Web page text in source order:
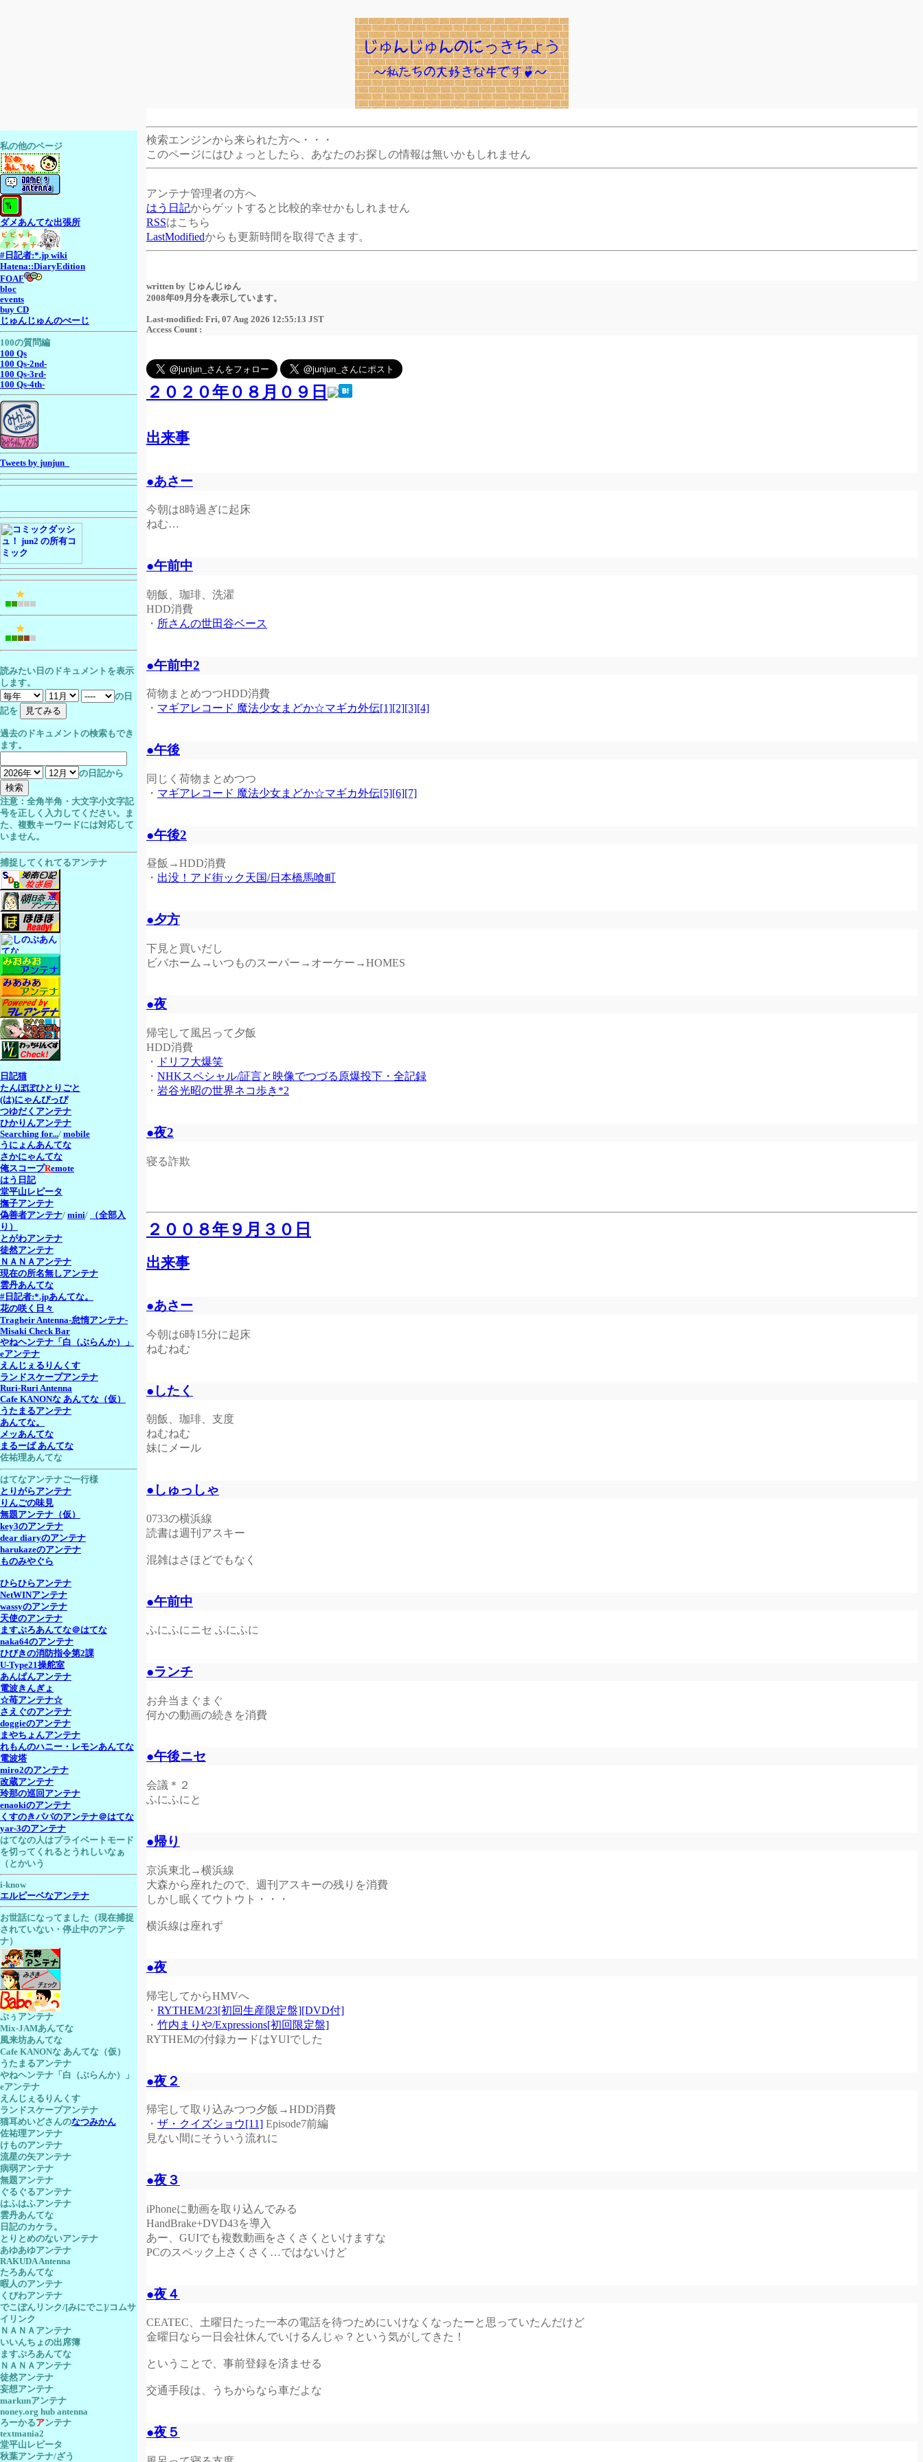
検索エンジンから来られた方へ・・・
このページにはひょっとしたら、あなたのお探しの情報は無いかもしれません
アンテナ管理者の方へ
はう日記からゲットすると比較的幸せかもしれません
RSSはこちら
LastModifiedからも更新時間を取得できます。
written by じゅんじゅん
2008年09月分を表示しています。
Last-modified: Fri, 07 Aug 2026 12:55:13 JST
Access Count :
２０２０年０８月０９日
出来事
●あさー
今朝は8時過ぎに起床
ねむ…
●午前中
朝飯、珈琲、洗濯
HDD消費
・ 所さんの世田谷ベース
●午前中2
荷物まとめつつHDD消費
・ マギアレコード 魔法少女まどか☆マギカ外伝[1][2][3][4]
●午後
同じく荷物まとめつつ
・ マギアレコード 魔法少女まどか☆マギカ外伝[5][6][7]
●午後2
昼飯→HDD消費
・ 出没！アド街ック天国/日本橋馬喰町
●夕方
下見と買いだし
ビバホーム→いつものスーパー→オーケー→HOMES
●夜
帰宅して風呂って夕飯
HDD消費
・
ドリフ大爆笑
・ NHKスペシャル/証言と映像でつづる原爆投下・全記録
・ 岩谷光昭の世界ネコ歩き*2
●夜2
寝る詐欺
２００８年９月３０日
出来事
●あさー
今朝は6時15分に起床
ねむねむ
●したく
朝飯、珈琲、支度
ねむねむ
妹にメール
●しゅっしゃ
0733の横浜線
読書は週刊アスキー
混雑はさほどでもなく
●午前中
ふにふにニセ ふにふに
●ランチ
お弁当まぐまぐ
何かの動画の続きを消費
●午後ニセ
会議＊２
ふにふにと
●帰り
京浜東北→横浜線
大森から座れたので、週刊アスキーの残りを消費
しかし眠くてウトウト・・・
横浜線は座れず
●夜
帰宅してからHMVへ
・ RYTHEM/23[初回生産限定盤][DVD付]
・ 竹内まりや/Expressions[初回限定盤]
RYTHEMの付録カードはYUIでした
●夜２
帰宅して取り込みつつ夕飯→HDD消費
・ ザ・クイズショウ[11] Episode7前編
見ない間にそういう流れに
●夜３
iPhoneに動画を取り込んでみる
HandBrake+DVD43を導入
あー、GUIでも複数動画をさくさくといけますな
PCのスペック上さくさく…ではないけど
●夜４
CEATEC、土曜日たった一本の電話を待つためにいけなくなったーと思っていたんだけど
金曜日なら一日会社休んでいけるんじゃ？という気がしてきた！
ということで、事前登録を済ませる
交通手段は、うちからなら車だよな
●夜５
私の他のページ
ダメあんてな出張所
#日記者:*.jp wiki
Hatena::DiaryEdition
FOAF
bloc
events
buy CD
じゅんじゅんのぺーじ
100の質問編
100 Qs
100 Qs-2nd-
100 Qs-3rd-
100 Qs-4th-
Tweets by junjun_
読みたい日のドキュメントを表示
します。
の日
記を
過去のドキュメントの検索もでき
ます。
の日記から
注意：全角半角・大文字小文字記
号を正しく入力してください。ま
た、複数キーワードには対応して
いません。
捕捉してくれてるアンテナ
日記猫
たんぽぽひとりごと
(は)にゃんぴっぴ
つゆだくアンテナ
ひかりんアンテナ
Searching for.../ mobile
うにょんあんてな
さかにゃんてな
俺スコープRemote
はう日記
堂平山レピータ
撫子アンテナ
偽善者アンテナ/ mini/
（全部入
り）
とがわアンテナ
徒然アンテナ
ＮＡＮＡアンテナ
現在の所名無しアンテナ
雲丹あんてな
#日記者:*.jpあんてな。
花の咲く日々
Tragheir Antenna-怠惰アンテナ-
Misaki Check Bar
やねヘンテナ「白（ぶらんか）」
eアンテナ
えんじぇるりんくす
ランドスケープアンテナ
Ruri-Ruri Antenna
Cafe KANONな あんてな（仮）
うたまるアンテナ
あんてな。
メッあんてな
まるーば あんてな
佐祐理あんてな
はてなアンテナご一行様
とりがらアンテナ
りんごの味見
無題アンテナ（仮）
key3のアンテナ
dear diaryのアンテナ
harukazeのアンテナ
ものみやぐら
ひらひらアンテナ
NetWINアンテナ
wassyのアンテナ
天使のアンテナ
ますぷろあんてな＠はてな
naka64のアンテナ
ひびきの消防指令第2課
U-Type21操舵室
あんぱんアンテナ
電波きんぎょ
☆苺アンテナ☆
さえぐのアンテナ
doggieのアンテナ
まやちょんアンテナ
れもんのハニー・レモンあんてな
電波塔
miro2のアンテナ
改蔵アンテナ
玲那の巡回アンテナ
enaokiのアンテナ
くすのきパパのアンテナ＠はてな
yar-3のアンテナ
はてなの人はプライベートモード
を切ってくれるとうれしいなぁ
（とかいう
i-know
エルピーベなアンテナ
お世話になってました（現在捕捉
されていない・停止中のアンテ
ナ）
ぷぅアンテナ
Mix-JAMあんてな
風来坊あんてな
Cafe KANONな あんてな（仮）
うたまるアンテナ
やねヘンテナ「白（ぶらんか）」
eアンテナ
えんじぇるりんくす
ランドスケープアンテナ
猫耳めいどさんのなつみかん
佐祐理アンテナ
けものアンテナ
流星の矢アンテナ
病弱アンテナ
無題アンテナ
ぐるぐるアンテナ
はふはふアンテナ
雲丹あんてな
日記のカケラ。
とりとめのないアンテナ
あゆあゆアンテナ
RAKUDA Antenna
たろあんてな
暇人のアンテナ
くびわアンテナ
でこぽんリンク/[みにでこ]/コムサ
イリンク
ＮＡＮＡアンテナ
いいんちょの出席簿
ますぷろあんてな
ＮＡＮＡアンテナ
徒然アンテナ
妄想アンテナ
markunアンテナ
noney.org hub antenna
ろーかるアンテナ
textmania2
堂平山レピータ
秋葉アンテナ/ざう